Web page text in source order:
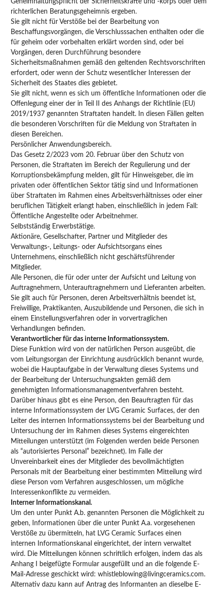
Geheimhaltungspflicht der Sicherheitskräfte und -korps oder dem
richterlichen Beratungsgeheimnis ergeben.
Sie gilt nicht für Verstöße bei der Bearbeitung von
Beschaffungsvorgängen, die Verschlusssachen enthalten oder die
für geheim oder vorbehalten erklärt worden sind, oder bei
Vorgängen, deren Durchführung besondere
Sicherheitsmaßnahmen gemäß den geltenden Rechtsvorschriften
erfordert, oder wenn der Schutz wesentlicher Interessen der
Sicherheit des Staates dies gebietet.
Sie gilt nicht, wenn es sich um öffentliche Informationen oder die
Offenlegung einer der in Teil II des Anhangs der Richtlinie (EU)
2019/1937 genannten Straftaten handelt. In diesen Fällen gelten
die besonderen Vorschriften für die Meldung von Straftaten in
diesen Bereichen.
Persönlicher Anwendungsbereich.
Das Gesetz 2/2023 vom 20. Februar über den Schutz von
Personen, die Straftaten im Bereich der Regulierung und der
Korruptionsbekämpfung melden, gilt für Hinweisgeber, die im
privaten oder öffentlichen Sektor tätig sind und Informationen
über Straftaten im Rahmen eines Arbeitsverhältnisses oder einer
beruflichen Tätigkeit erlangt haben, einschließlich in jedem Fall:
Öffentliche Angestellte oder Arbeitnehmer.
Selbstständig Erwerbstätige.
Aktionäre, Gesellschafter, Partner und Mitglieder des
Verwaltungs-, Leitungs- oder Aufsichtsorgans eines
Unternehmens, einschließlich nicht geschäftsführender
Mitglieder.
Alle Personen, die für oder unter der Aufsicht und Leitung von
Auftragnehmern, Unterauftragnehmern und Lieferanten arbeiten.
Sie gilt auch für Personen, deren Arbeitsverhältnis beendet ist,
Freiwillige, Praktikanten, Auszubildende und Personen, die sich in
einem Einstellungsverfahren oder in vorvertraglichen
Verhandlungen befinden.
Verantwortlicher für das interne Informationssystem.
Diese Funktion wird von der natürlichen Person ausgeübt, die
vom Leitungsorgan der Einrichtung ausdrücklich benannt wurde,
wobei die Hauptaufgabe in der Verwaltung dieses Systems und
der Bearbeitung der Untersuchungsakten gemäß dem
genehmigten Informationsmanagementverfahren besteht.
Darüber hinaus gibt es eine Person, den Beauftragten für das
interne Informationssystem der LVG Ceramic Surfaces, der den
Leiter des internen Informationssystems bei der Bearbeitung und
Untersuchung der im Rahmen dieses Systems eingereichten
Mitteilungen unterstützt (im Folgenden werden beide Personen
als “autorisiertes Personal” bezeichnet). Im Falle der
Unvereinbarkeit eines der Mitglieder des bevollmächtigten
Personals mit der Bearbeitung einer bestimmten Mitteilung wird
diese Person vom Verfahren ausgeschlossen, um mögliche
Interessenkonflikte zu vermeiden.
Interner Informationskanal.
Um den unter Punkt A.b. genannten Personen die Möglichkeit zu
geben, Informationen über die unter Punkt A.a. vorgesehenen
Verstöße zu übermitteln, hat LVG Ceramic Surfaces einen
internen Informationskanal eingerichtet, der intern verwaltet
wird. Die Mitteilungen können schriftlich erfolgen, indem das als
Anhang I beigefügte Formular ausgefüllt und an die folgende E-
Mail-Adresse geschickt wird: whistleblowing@livingceramics.com.
Alternativ dazu kann auf Antrag des Informanten an dieselbe E-